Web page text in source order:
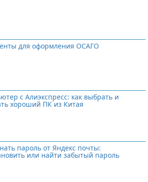
для оформления ОСАГО
с Алиэкспресс: как выбрать и
хороший ПК из Китая
пароль от Яндекс почты:
или найти забытый пароль